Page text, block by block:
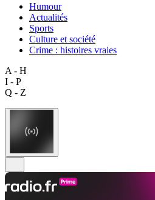
Humour
Actualités
Sports
Culture et société
Crime : histoires vraies
A - H
I - P
Q - Z